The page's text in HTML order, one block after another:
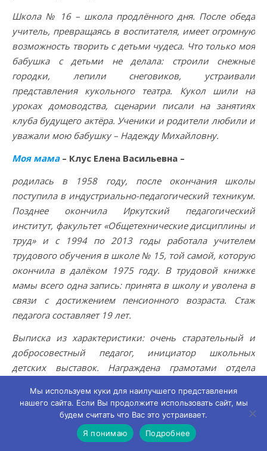
Школа № 16 – школа продлённого дня. После обеда
учитель, превращаясь в воспитателя, имеет огромную
возможность творить с детьми чудеса. Что только моя
бабушка с детьми не делала: строили снежные
городки, лепили снеговиков, устраивали
представления кукольного театра. Кукол шили на
уроках домоводства, сценарии писали на занятиях
клуба будущего актёра. Ученики и родители любили и
уважали мою бабушку – Надежду Михайловну.
Моя мама– Клус Елена Васильевна –
родилась в 1958 году, после окончания школы
поступила в индустриально-педагогический техникум.
Позднее окончила Иркутский педагогический
институт, факультет «Общетехнические дисциплины и
труд» и с 1994 по 2013 годы работала учителем
трудового обучения в школе № 15, той самой, которую
окончила в далёком 1975 году. В трудовой книжке
мамы всего одна запись: принята в школу и уволена в
связи с достижением пенсионного возраста. Стаж
педагога составляет 19 лет.
Выписка из характеристики: очень старательный и
добросовестный педагог, инициатор школьных
детских выставок. Награждена грамотами отдела
Я – Клус Людмила Сергеевна –
1983 года рождения, выпускница школы № 5 (1999 г.).
Первой учительницей у меня была Троцко Наталья
Мы используем куки для наилучшего представления
нашего сайта. Если Вы продолжите использовать сайт, мы
будем считать что Вас это устраивает.
Я понимаю
Подробнее